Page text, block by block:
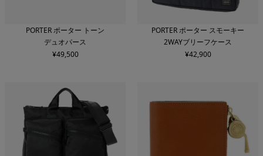
PORTER ポーター トーン
デュオパース
¥49,500
PORTER ポーター スモーキー
2WAYブリーフケース
¥42,900